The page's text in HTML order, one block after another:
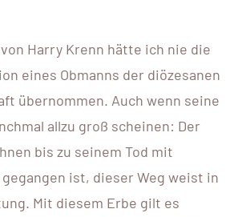
Harry Krenn hätte ich nie die
eines Obmanns der diözesanen
übernommen. Auch wenn seine
allzu groß scheinen: Der
bis zu seinem Tod mit
ist, dieser Weg weist in
Mit diesem Erbe gilt es